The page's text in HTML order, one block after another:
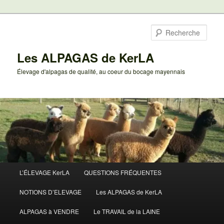
Les ALPAGAS de KerLA
Élevage d'alpagas de qualité, au coeur du bocage mayennais
principal
L’ÉLEVAGE KerLA QUESTIONS FRÉQUENTES
NOTIONS D’ELEVAGE Les ALPAGAS de KerLA
ALPAGAS à VENDRE Le TRAVAIL de la LAINE